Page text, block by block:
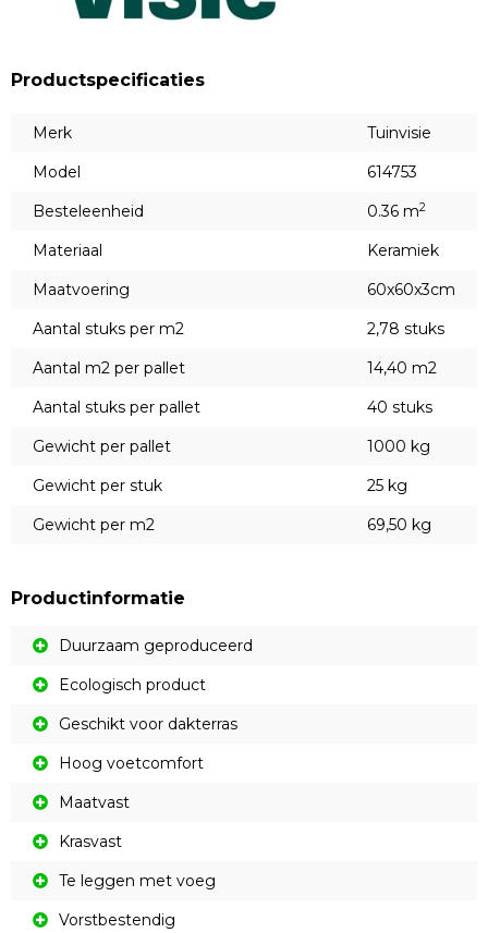
Productspecificaties
Merk
Tuinvisie
Model
614753
Besteleenheid
0.36 m2
Materiaal
Keramiek
Maatvoering
60x60x3cm
Aantal stuks per m2
2,78 stuks
Aantal m2 per pallet
14,40 m2
Aantal stuks per pallet
40 stuks
Gewicht per pallet
1000 kg
Gewicht per stuk
25 kg
Gewicht per m2
69,50 kg
Productinformatie
Duurzaam geproduceerd
Ecologisch product
Geschikt voor dakterras
Hoog voetcomfort
Maatvast
Krasvast
Te leggen met voeg
Vorstbestendig